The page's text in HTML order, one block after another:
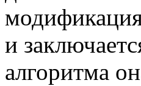
и
алгоритма